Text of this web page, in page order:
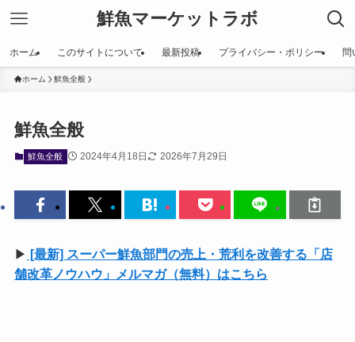
鮮魚マーケットラボ
ホーム このサイトについて 最新投稿 プライバシー・ポリシー 問
ホーム 鮮魚全般
鮮魚全般
鮮魚全般 2024年4月18日 2026年7月29日
▶ [最新] スーパー鮮魚部門の売上・荒利を改善する「店
舗改革ノウハウ」メルマガ（無料）はこちら